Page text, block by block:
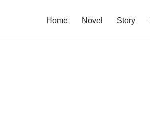
Home Novel Story